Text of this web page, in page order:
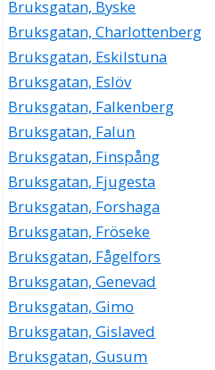
Bruksgatan, Byske
Bruksgatan, Charlottenberg
Bruksgatan, Eskilstuna
Bruksgatan, Eslöv
Bruksgatan, Falkenberg
Bruksgatan, Falun
Bruksgatan, Finspång
Bruksgatan, Fjugesta
Bruksgatan, Forshaga
Bruksgatan, Fröseke
Bruksgatan, Fågelfors
Bruksgatan, Genevad
Bruksgatan, Gimo
Bruksgatan, Gislaved
Bruksgatan, Gusum